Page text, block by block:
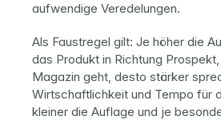
aufwendige Veredelungen.
Als Faustregel gilt: Je höher die
das Produkt in Richtung
Magazin geht, desto stärker
Wirtschaftlichkeit und Tempo für
kleiner die Auflage und je